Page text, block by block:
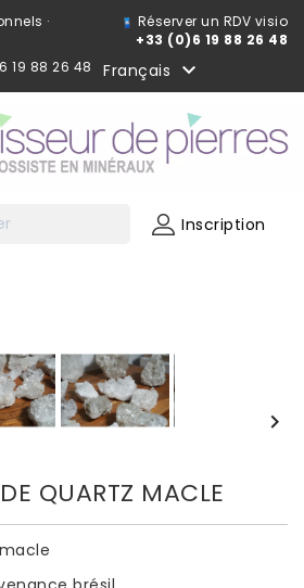
·
Réserver un RDV visio
+33 (0)6 19 88 26 48
19 88 26 48
Français 
Inscription

QUARTZ MACLE